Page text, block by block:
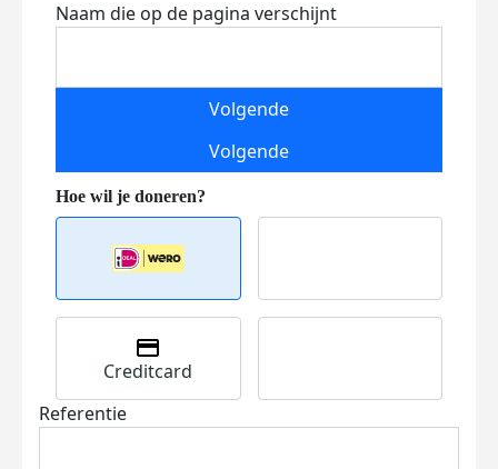
Naam die op de pagina verschijnt
Volgende
Volgende
Creditcard
Referentie